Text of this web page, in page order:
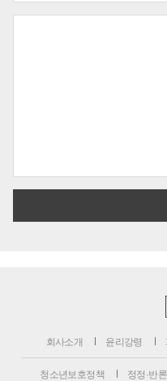
회사소개 윤리강령
청소년보호정책 정정·반